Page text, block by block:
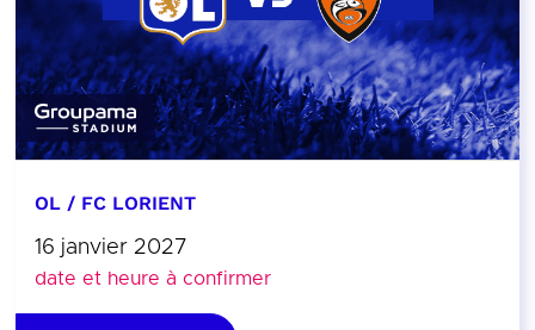
OL / FC LORIENT
16 janvier 2027
date et heure à confirmer